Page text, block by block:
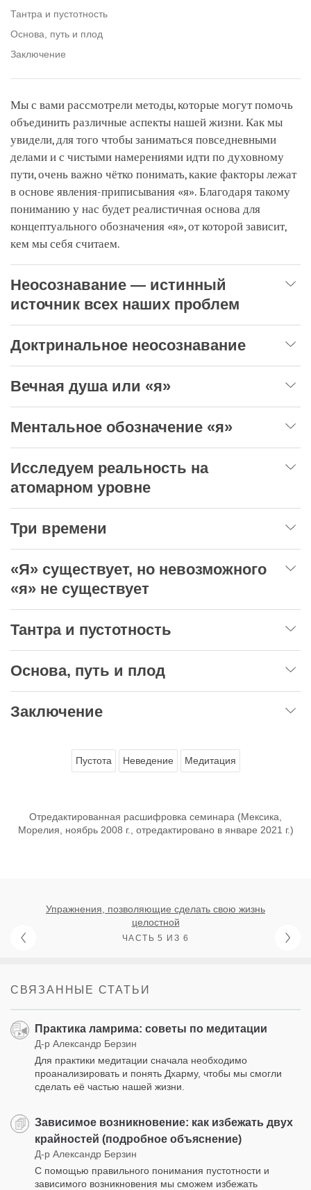
Тантра и пустотность
Основа, путь и плод
Заключение
Мы с вами рассмотрели методы, которые могут помочь
объединить различные аспекты нашей жизни. Как мы
увидели, для того чтобы заниматься повседневными
делами и с чистыми намерениями идти по духовному
пути, очень важно чётко понимать, какие факторы лежат
в основе явления-приписывания «я». Благодаря такому
пониманию у нас будет реалистичная основа для
концептуального обозначения «я», от которой зависит,
кем мы себя считаем.
Неосознавание — истинный
источник всех наших проблем
Доктринальное неосознавание
Вечная душа или «я»
Ментальное обозначение «я»
Исследуем реальность на
атомарном уровне
Три времени
«Я» существует, но невозможного
«я» не существует
Тантра и пустотность
Основа, путь и плод
Заключение
Пустота Неведение Медитация
Отредактированная расшифровка семинара (Мексика,
Морелия, ноябрь 2008 г., отредактировано в январе 2021 г.)
Упражнения, позволяющие сделать свою жизнь
целостной
ЧАСТЬ 5 ИЗ 6
СВЯЗАННЫЕ СТАТЬИ
Практика ламрима: советы по медитации
Д-р Александр Берзин
Для практики медитации сначала необходимо
проанализировать и понять Дхарму, чтобы мы смогли
сделать её частью нашей жизни.
Зависимое возникновение: как избежать двух
крайностей (подробное объяснение)
Д-р Александр Берзин
С помощью правильного понимания пустотности и
зависимого возникновения мы сможем избежать